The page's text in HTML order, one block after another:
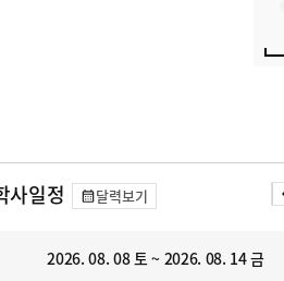
사일정 달력보기
2026. 08. 08 토 ~ 2026. 08. 14 금